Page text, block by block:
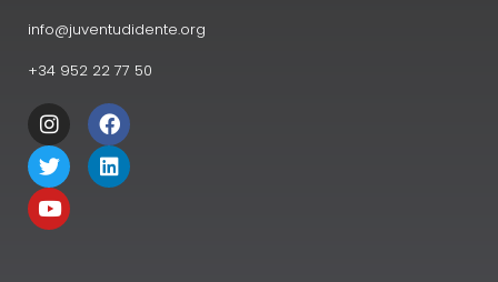
info@juventudidente.org
+34 952 22 77 50